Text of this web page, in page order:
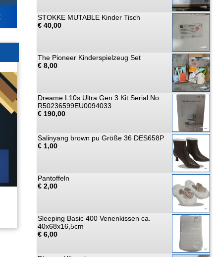
STOKKE MUTABLE Kinder Tisch
€ 40,00
The Pioneer Kinderspielzeug Set
€ 8,00
Dreame L10s Ultra Gen 3 Kit Serial.No.
R50236599EU0094033
€ 190,00
Salinyang brown pu Größe 36 DES658P
€ 1,00
Pantoffeln
€ 2,00
Sleeping Basic 400 Venenkissen ca.
40x68x16,5cm
€ 6,00